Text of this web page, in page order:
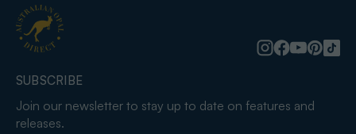
SUBSCRIBE
Join our newsletter to stay up to date on features and
releases.